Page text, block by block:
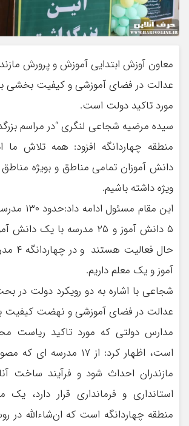
معاون آوزش ابتدایی آموزش و پرورش
عدالت در فضای آموزشی و کیفیت بخشی
مورد تاکید دولت است.
سیده مرضیه شجاعی لنگری “در مراسم
منطقه چهاردانگه افزود: همه تلاش
دانش آموزان تمامی مناطق و بویژه مناطق
ویژه داشته باشیم.
این مقام
۵ دانش آموز و ۲۵ مدرسه با یک
حال
آموز و یک معلم داریم.
شجاعی با اشاره به دو رویکرد دولت در
عدالت در فضای آموزشی و نهضت
مدارس دولتی که مورد تاکید ریاست
است، اظهار کرد: از ۱۷
مازندران احداث شود و فرآیند ساخت
استانداری و فرمانداری قرار دارد،
منطقه چهاردانگه است که ان‌شاءالله در